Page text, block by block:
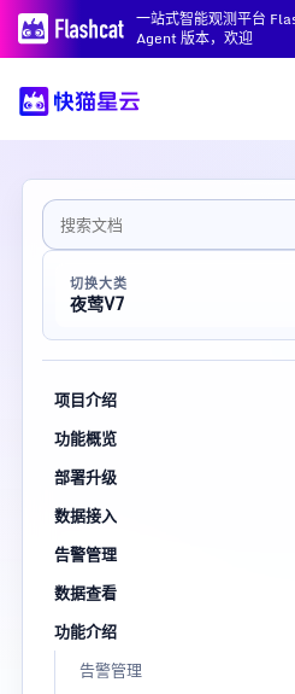
一站式智能观测平台
Agent 版本，欢迎
切换大类
夜莺V7
项目介绍
功能概览
部署升级
数据接入
告警管理
数据查看
功能介绍
告警管理